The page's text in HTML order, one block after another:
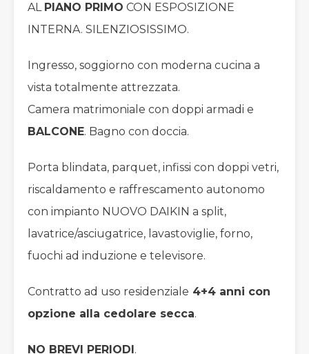
AL PIANO PRIMO CON ESPOSIZIONE
INTERNA. SILENZIOSISSIMO.
Ingresso, soggiorno con moderna cucina a
vista totalmente attrezzata.
Camera matrimoniale con doppi armadi e
BALCONE. Bagno con doccia.
Porta blindata, parquet, infissi con doppi vetri,
riscaldamento e raffrescamento autonomo
con impianto NUOVO DAIKIN a split,
lavatrice/asciugatrice, lavastoviglie, forno,
fuochi ad induzione e televisore.
Contratto ad uso residenziale 4+4 anni con
opzione alla cedolare secca.
NO BREVI PERIODI .